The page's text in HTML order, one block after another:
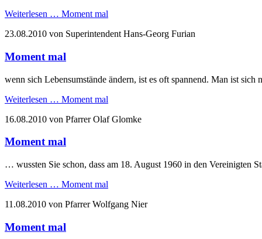
Weiterlesen … Moment mal
23.08.2010 von Superintendent Hans-Georg Furian
Moment mal
wenn sich Lebensumstände ändern, ist es oft spannend. Man ist
Weiterlesen … Moment mal
16.08.2010 von Pfarrer Olaf Glomke
Moment mal
… wussten Sie schon, dass am 18. August 1960 in den Vereinigten
Weiterlesen … Moment mal
11.08.2010 von Pfarrer Wolfgang Nier
Moment mal